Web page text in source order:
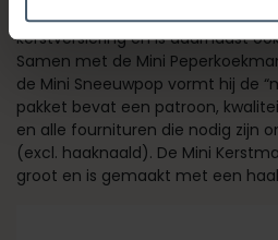
De Mini Kerstman is een
kerstversiering en is daarnaast
Samen met de Mini
de Mini Sneeuwpop vormt hij de
pakket bevat een patroon,
en alle fournituren die nodig zijn
(excl. haaknaald). De Mini
groot en is gemaakt met een